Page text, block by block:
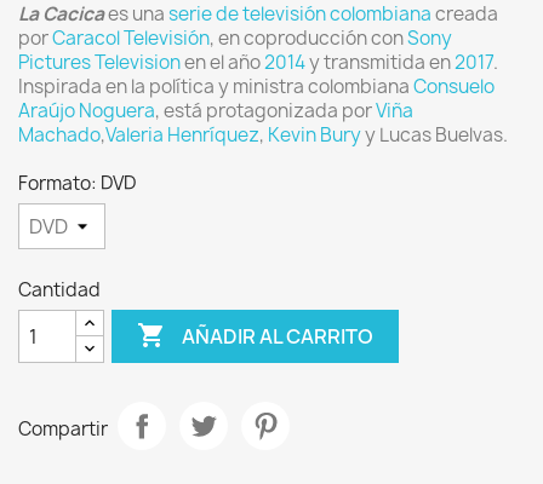
La Cacicaes unaserie de televisióncolombianacreada
porCaracol Televisión, en coproducción conSony
Pictures Televisionen el año2014y transmitida en2017.​
Inspirada en la política y ministra colombianaConsuelo
Araújo Noguera, está protagonizada porViña
Machado,Valeria Henríquez, Kevin Buryy Lucas Buelvas.
Formato: DVD
Cantidad
 AÑADIR AL CARRITO
Compartir